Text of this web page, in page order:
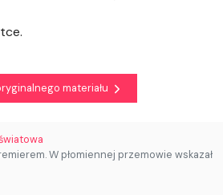
materiału
W płomiennej przemowie wskazał